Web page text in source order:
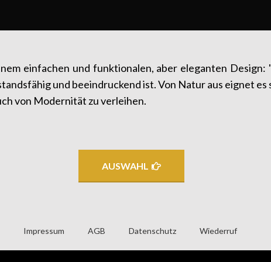
einfachen und funktionalen, aber eleganten
und beeindruckend ist. Von Natur aus eignet es
von Modernität zu verleihen.
AUSWAHL
Impressum AGB Datenschutz Wiederruf